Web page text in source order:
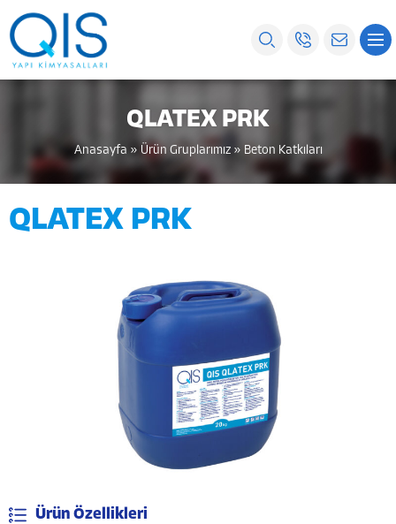
QLATEX PRK
Anasayfa » Ürün Gruplarımız» Beton Katkıları
QLATEX PRK
Ürün Özellikleri